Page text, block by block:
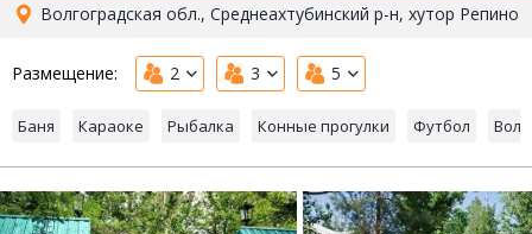
Волгоградская обл., Среднеахтубинский р-н, хутор Репино
Размещение: 2 3 5
Баня Караоке Рыбалка Конные прогулки Футбол